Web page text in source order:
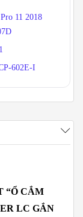
11 2018
602E-I
“Ổ CẮM
LC GẮN